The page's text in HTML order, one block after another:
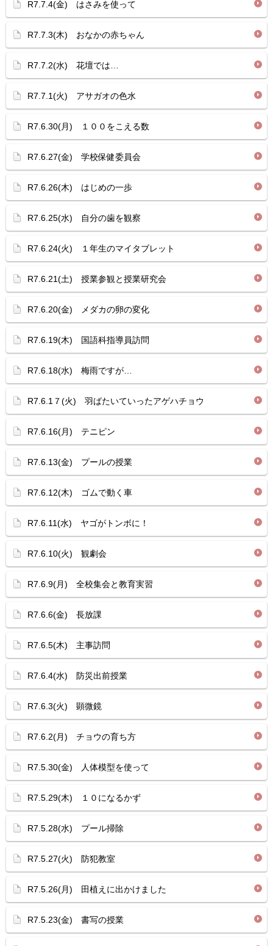
R7.7.4(金) はさみを使って
R7.7.3(木) おなかの赤ちゃん
R7.7.2(水) 花壇では…
R7.7.1(火) アサガオの色水
R7.6.30(月) １００をこえる数
R7.6.27(金) 学校保健委員会
R7.6.26(木) はじめの一歩
R7.6.25(水) 自分の歯を観察
R7.6.24(火) １年生のマイタブレット
R7.6.21(土) 授業参観と授業研究会
R7.6.20(金) メダカの卵の変化
R7.6.19(木) 国語科指導員訪問
R7.6.18(水) 梅雨ですが…
R7.6.1７(火) 羽ばたいていったアゲハチョウ
R7.6.16(月) テニピン
R7.6.13(金) プールの授業
R7.6.12(木) ゴムで動く車
R7.6.11(水) ヤゴがトンボに！
R7.6.10(火) 観劇会
R7.6.9(月) 全校集会と教育実習
R7.6.6(金) 長放課
R7.6.5(木) 主事訪問
R7.6.4(水) 防災出前授業
R7.6.3(火) 顕微鏡
R7.6.2(月) チョウの育ち方
R7.5.30(金) 人体模型を使って
R7.5.29(木) １０になるかず
R7.5.28(水) プール掃除
R7.5.27(火) 防犯教室
R7.5.26(月) 田植えに出かけました
R7.5.23(金) 書写の授業